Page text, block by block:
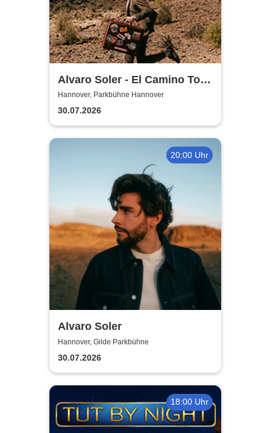
Alvaro Soler - El Camino Tour
2026
Hannover, Parkbühne Hannover
30.07.2026
20:00 Uhr
Alvaro Soler
Hannover, Gilde Parkbühne
30.07.2026
18:00 Uhr